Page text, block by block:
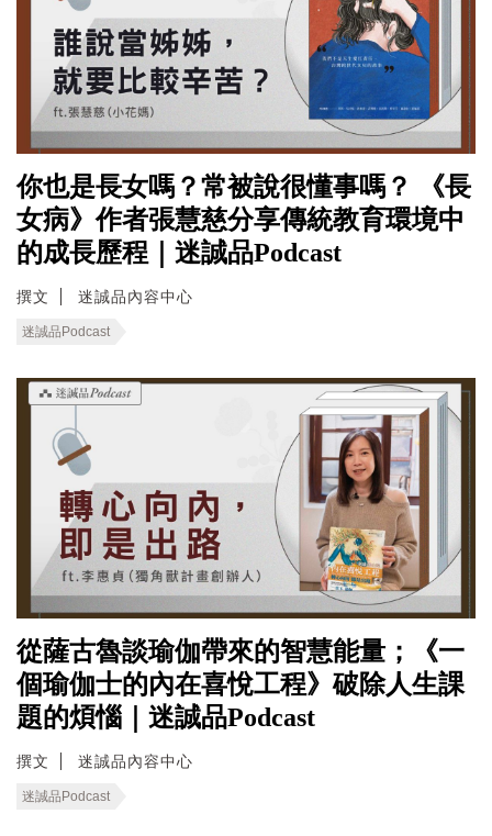
你也是長女嗎？常被說很懂事嗎？ 《長
女病》作者張慧慈分享傳統教育環境中
的成長歷程｜迷誠品Podcast
撰文 迷誠品內容中心
迷誠品Podcast
從薩古魯談瑜伽帶來的智慧能量；《一
個瑜伽士的內在喜悅工程》破除人生課
題的煩惱｜迷誠品Podcast
撰文 迷誠品內容中心
迷誠品Podcast